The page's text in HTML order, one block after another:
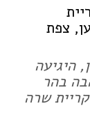
צפת
היגיעה
1933 התאהבה בהר
שרה